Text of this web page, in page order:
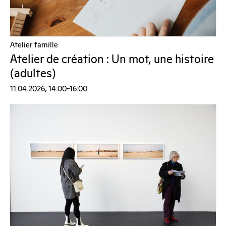
Atelier famille
Atelier de création : Un mot, une histoire
(adultes)
11.04.2026, 14:00–16:00